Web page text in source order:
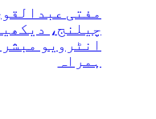
مفتی
چیلنج،
انٹرویو
ہمراہ